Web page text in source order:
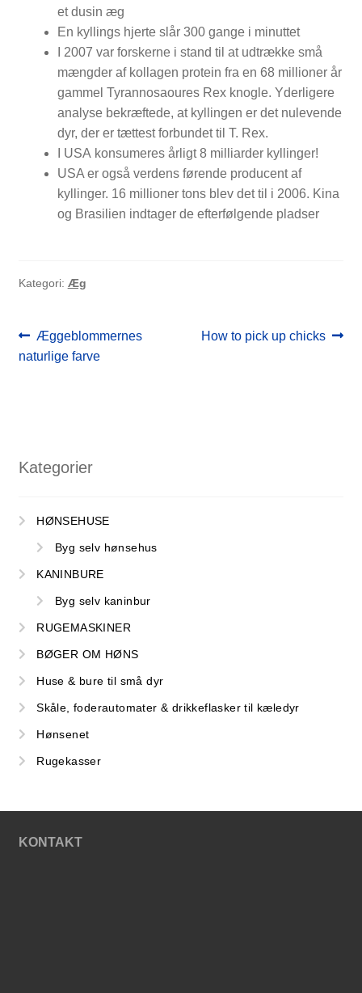
et dusin æg
En kyllings hjerte slår 300 gange i minuttet
I 2007 var forskerne i stand til at udtrække små
mængder af kollagen protein fra en 68 millioner år
gammel Tyrannosaoures Rex knogle. Yderligere
analyse bekræftede, at kyllingen er det nulevende
dyr, der er tættest forbundet til T. Rex.
I USA konsumeres årligt 8 milliarder kyllinger!
USA er også verdens førende producent af
kyllinger. 16 millioner tons blev det til i 2006. Kina
og Brasilien indtager de efterfølgende pladser
Kategori: Æg
Indlægsnavigation
Forrige
indlæg:
Æggeblommernes
naturlige farve
Næste
How to pick up chicks
Kategorier
HØNSEHUSE
Byg selv hønsehus
KANINBURE
Byg selv kaninbur
RUGEMASKINER
BØGER OM HØNS
Huse & bure til små dyr
Skåle, foderautomater & drikkeflasker til kæledyr
Hønsenet
Rugekasser
KONTAKT